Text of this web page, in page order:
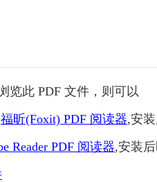
览此 PDF 文件，则可以
福昕(Foxit) PDF 阅读器,安
Reader PDF 阅读器,安装